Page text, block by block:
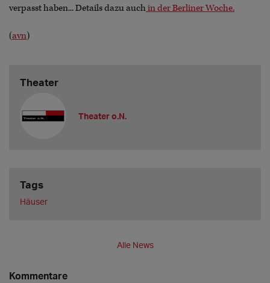
verpasst haben... Details dazu auchin der Berliner Woche.
(avn)
Theater
Theater o.N.
Tags
Häuser
Alle News
Kommentare